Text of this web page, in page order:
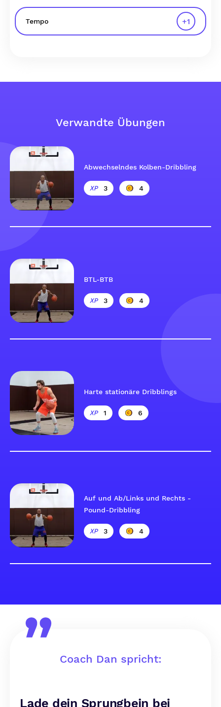
Tempo +1
Verwandte Übungen
Abwechselndes Kolben-Dribbling
3 4
BTL-BTB
3 4
Harte stationäre Dribblings
1 6
Auf und Ab/Links und Rechts -
Pound-Dribbling
3 4
Coach Dan spricht:
Lade dein Sprungbein bei